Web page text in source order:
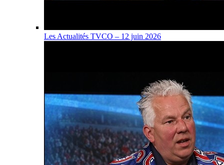
Les Actualités TVCO – 12 juin 2026